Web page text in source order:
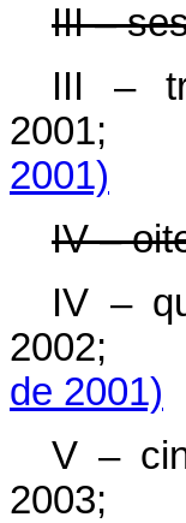
III –
III –
2001)
IV –
IV –
de 2001)
V –